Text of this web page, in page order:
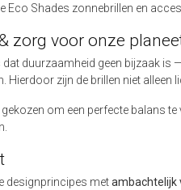
Eco Shades zonnebrillen en
zorg voor onze
duurzaamheid geen bijzaak is
Hierdoor zijn de brillen niet alleen
om een perfecte balans
designprincipes metambachtelijk